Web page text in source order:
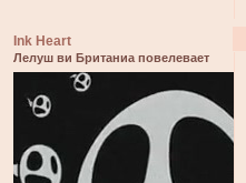
Ink Heart
Лелуш ви Британиа повелевает